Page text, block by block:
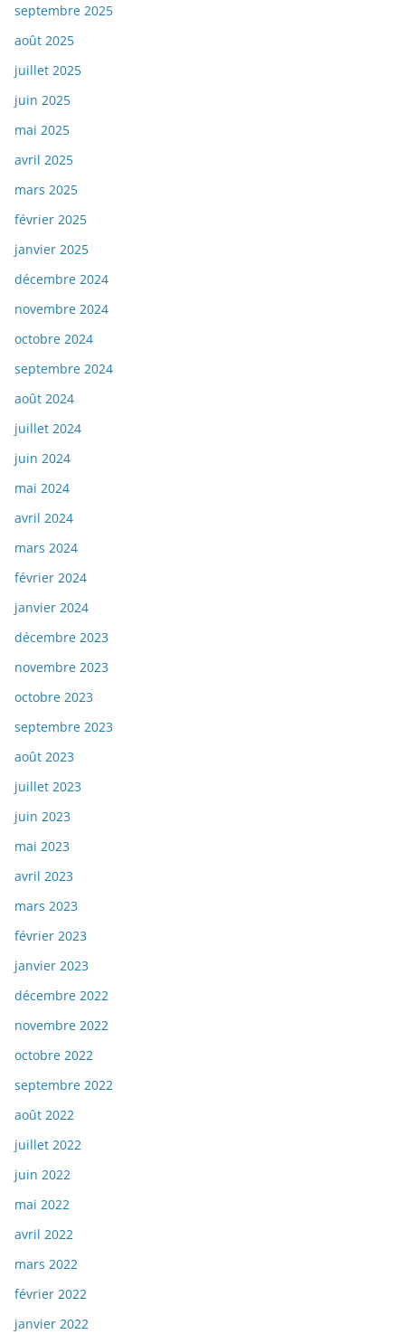
septembre 2025
août 2025
juillet 2025
juin 2025
mai 2025
avril 2025
mars 2025
février 2025
janvier 2025
décembre 2024
novembre 2024
octobre 2024
septembre 2024
août 2024
juillet 2024
juin 2024
mai 2024
avril 2024
mars 2024
février 2024
janvier 2024
décembre 2023
novembre 2023
octobre 2023
septembre 2023
août 2023
juillet 2023
juin 2023
mai 2023
avril 2023
mars 2023
février 2023
janvier 2023
décembre 2022
novembre 2022
octobre 2022
septembre 2022
août 2022
juillet 2022
juin 2022
mai 2022
avril 2022
mars 2022
février 2022
janvier 2022